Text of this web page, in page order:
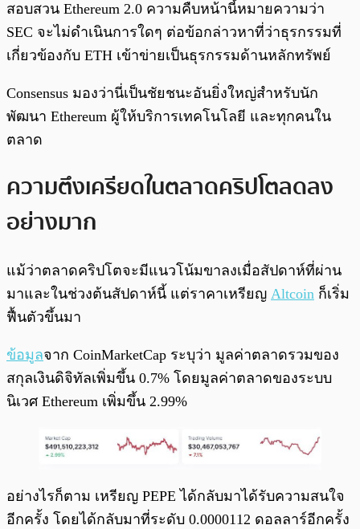
สอบสวน Ethereum 2.0 ความคืบหน้านี้หมายความว่า
SEC จะไม่ดำเนินการใดๆ ต่อข้อกล่าวหาที่ว่าธุรกรรมที่
เกี่ยวข้องกับ ETH เข้าข่ายเป็นธุรกรรมด้านหลักทรัพย์
Consensus มองว่านี่เป็นชัยชนะอันยิ่งใหญ่สำหรับนัก
พัฒนา Ethereum ผู้ให้บริการเทคโนโลยี และทุกคนใน
ตลาด
ความตึงเครียดในตลาดคริปโตลดลง
อย่างมาก
แม้ว่าตลาดคริปโตจะมีแนวโน้มขาลงเมื่อสัปดาห์ที่ผ่าน
มาและในช่วงต้นสัปดาห์นี้ แต่ราคาเหรียญ Altcoin ก็เริ่ม
ฟื้นตัวขึ้นมา
ข้อมูลจาก CoinMarketCap ระบุว่า มูลค่าตลาดรวมของ
สกุลเงินดิจิทัลเพิ่มขึ้น 0.7% โดยมูลค่าตลาดของระบบ
นิเวศ Ethereum เพิ่มขึ้น 2.99%
อย่างไรก็ตาม เหรียญ PEPE ได้กลับมาได้รับความสนใจ
อีกครั้ง โดยได้กลับมาที่ระดับ 0.0000112 ดอลลาร์อีกครั้ง